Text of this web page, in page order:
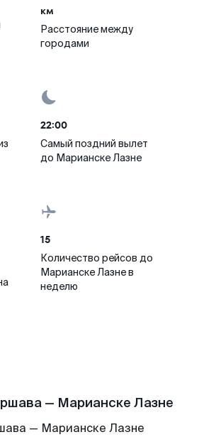
км
Расстояние между
городами
22:00
Самый поздний вылет
до Марианске Лазне
15
Количество рейсов до
Марианске Лазне в
неделю
— Марианске Лазне
— Марианске Лазне